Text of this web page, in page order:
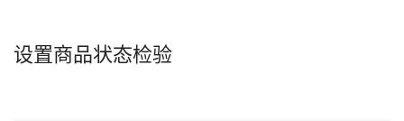
设置商品状态检验